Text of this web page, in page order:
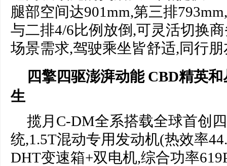
腿部空间达901mm,第三排
与二排4/6比例放倒,可灵活切换
场景需求,驾驶乘坐皆舒适,同行
四擎四驱澎湃动能 CBD精英
生
揽月C-DM全系搭载全球首创
统,1.5T混动专用发动机(热效率
DHT变速箱+双电机,综合功率